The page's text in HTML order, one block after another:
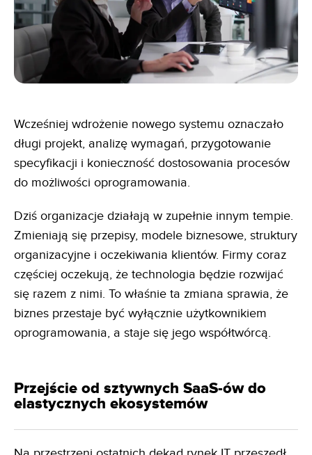
Wcześniej wdrożenie nowego systemu oznaczało
długi projekt, analizę wymagań, przygotowanie
specyfikacji i konieczność dostosowania procesów
do możliwości oprogramowania.
Dziś organizacje działają w zupełnie innym tempie.
Zmieniają się przepisy, modele biznesowe, struktury
organizacyjne i oczekiwania klientów. Firmy coraz
częściej oczekują, że technologia będzie rozwijać
się razem z nimi. To właśnie ta zmiana sprawia, że
biznes przestaje być wyłącznie użytkownikiem
oprogramowania, a staje się jego współtwórcą.
Przejście od sztywnych SaaS-ów do
elastycznych ekosystemów